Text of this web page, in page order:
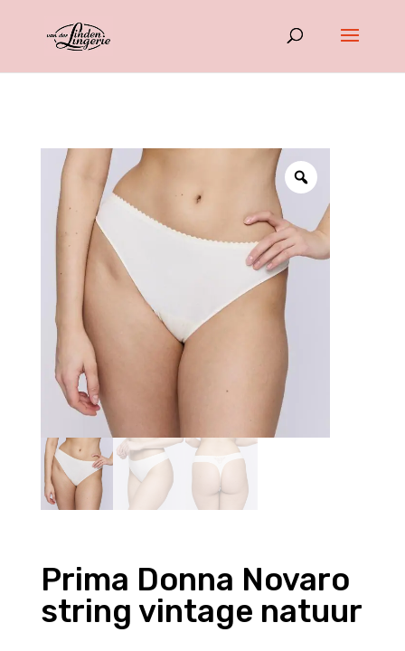
Prima Donna Novaro
string vintage natuur